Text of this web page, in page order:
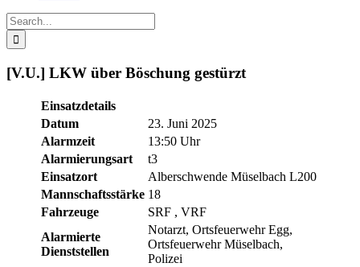
Search
for:
[V.U.] LKW über Böschung gestürzt
Einsatzdetails
Datum
23. Juni 2025
Alarmzeit
13:50 Uhr
Alarmierungsart
t3
Einsatzort
Alberschwende Müselbach L200
Mannschaftsstärke 18
Fahrzeuge
SRF , VRF
Alarmierte
Dienststellen
Notarzt, Ortsfeuerwehr Egg,
Ortsfeuerwehr Müselbach,
Polizei